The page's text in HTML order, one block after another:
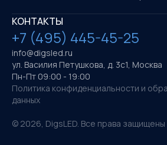
КОНТАКТЫ
+7 (495) 445-45-25
info@digsled.ru
ул. Василия Петушкова, д. 3с1, Москва
Пн-Пт 09:00 - 19:00
Политика конфиденциальности и
данных
© 2026, DigsLED. Все права защищены